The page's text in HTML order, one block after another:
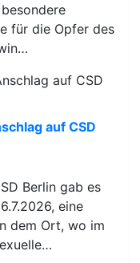
für die Opfer des
auf CSD
Berlin gab es
eine
dem Ort, wo im